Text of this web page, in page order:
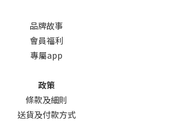
品牌故事
會員福利
專屬app
政策
條款及細則
送貨及付款方式